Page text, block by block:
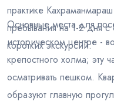
практике
пребывания на 1-2 дня с
коротких экскурсий.
Основные места для
историческом центре -
крепостного холма; эту
осматривать пешком.
образуют главную